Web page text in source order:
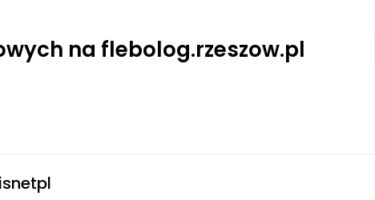
na flebolog.rzeszow.pl